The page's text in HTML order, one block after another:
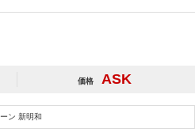
価格 ASK
ン 新明和